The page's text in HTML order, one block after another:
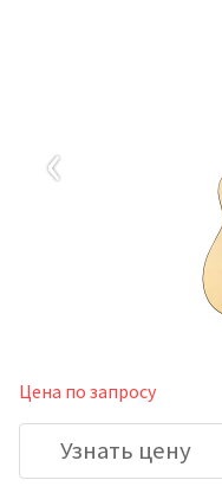
‹
Цена по запросу
Узнать цену